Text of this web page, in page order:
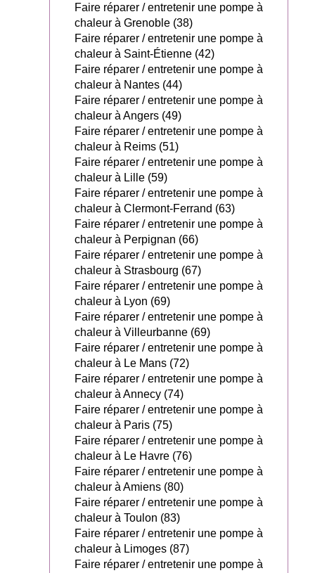
Faire réparer / entretenir une pompe à
chaleur à Grenoble (38)
Faire réparer / entretenir une pompe à
chaleur à Saint-Étienne (42)
Faire réparer / entretenir une pompe à
chaleur à Nantes (44)
Faire réparer / entretenir une pompe à
chaleur à Angers (49)
Faire réparer / entretenir une pompe à
chaleur à Reims (51)
Faire réparer / entretenir une pompe à
chaleur à Lille (59)
Faire réparer / entretenir une pompe à
chaleur à Clermont-Ferrand (63)
Faire réparer / entretenir une pompe à
chaleur à Perpignan (66)
Faire réparer / entretenir une pompe à
chaleur à Strasbourg (67)
Faire réparer / entretenir une pompe à
chaleur à Lyon (69)
Faire réparer / entretenir une pompe à
chaleur à Villeurbanne (69)
Faire réparer / entretenir une pompe à
chaleur à Le Mans (72)
Faire réparer / entretenir une pompe à
chaleur à Annecy (74)
Faire réparer / entretenir une pompe à
chaleur à Paris (75)
Faire réparer / entretenir une pompe à
chaleur à Le Havre (76)
Faire réparer / entretenir une pompe à
chaleur à Amiens (80)
Faire réparer / entretenir une pompe à
chaleur à Toulon (83)
Faire réparer / entretenir une pompe à
chaleur à Limoges (87)
Faire réparer / entretenir une pompe à